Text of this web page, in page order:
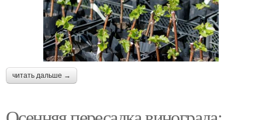
читать дальше →